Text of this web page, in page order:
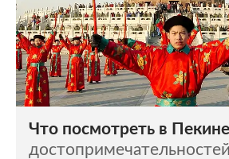
Что посмотреть в